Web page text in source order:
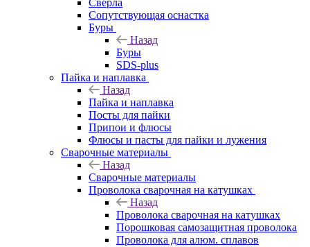
Свёрла
Сопутствующая оснастка
Буры
Назад
Буры
SDS-plus
Пайка и наплавка
Назад
Пайка и наплавка
Посты для пайки
Припои и флюсы
Флюсы и пасты для пайки и лужения
Сварочные материалы
Назад
Сварочные материалы
Проволока сварочная на катушках
Назад
Проволока сварочная на катушках
Порошковая самозащитная проволока
Проволока для алюм. сплавов